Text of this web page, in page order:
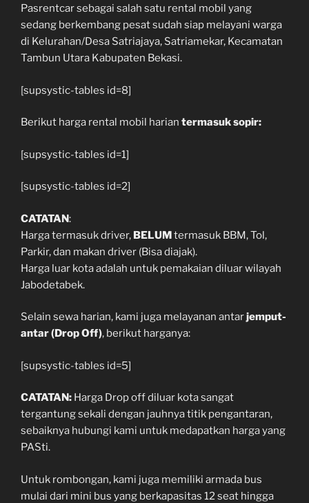
Pasrentcar sebagai salah satu rental mobil yang
sedang berkembang pesat sudah siap melayani warga
di Kelurahan/Desa Satriajaya, Satriamekar, Kecamatan
Tambun Utara Kabupaten Bekasi.
[supsystic-tables id=8]
Berikut harga rental mobil harian termasuk sopir:
[supsystic-tables id=1]
[supsystic-tables id=2]
CATATAN:
Harga termasuk driver, BELUMtermasuk BBM, Tol,
Parkir, dan makan driver (Bisa diajak).
Harga luar kota adalah untuk pemakaian diluar wilayah
Jabodetabek.
Selain sewa harian, kami juga melayanan antarjemput-
antar (Drop Off), berikut harganya:
[supsystic-tables id=5]
CATATAN: Harga Drop off diluar kota sangat
tergantung sekali dengan jauhnya titik pengantaran,
sebaiknya hubungi kami untuk medapatkan harga yang
PASti.
Untuk rombongan, kami juga memiliki armada bus
mulai dari mini bus yang berkapasitas 12 seat hingga